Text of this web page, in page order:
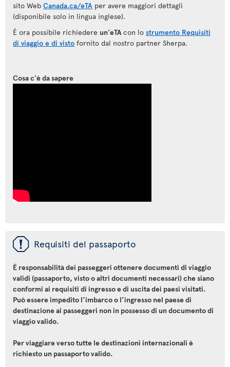
sito Web Canada.ca/eTA per avere maggiori dettagli
(disponibile solo in lingua inglese).
È ora possibile richiedere un'eTAcon lo strumento Requisiti
di viaggio e di visto fornito dal nostro partner Sherpa.
Cosa c'è da sapere
ü Requisiti del passaporto
È responsabilità dei passeggeri ottenere documenti di viaggio
validi (passaporto, visto o altri documenti necessari) che siano
conformi ai requisiti di ingresso e di uscita dei paesi visitati.
Può essere impedito l’imbarco o l’ingresso nel paese di
destinazione ai passeggeri non in possesso di un documento di
viaggio valido.
Per viaggiare verso tutte le destinazioni internazionali è
richiesto un passaporto valido.